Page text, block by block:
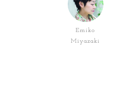
Emiko
Miyazaki